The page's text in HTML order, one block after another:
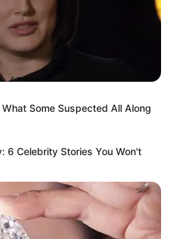
al derrotar
de los cuartos de final de la
su clasificación debido al
al tanto que logró
minuto 90+5.
Some Suspected All Along
6 Celebrity Stories You Won't